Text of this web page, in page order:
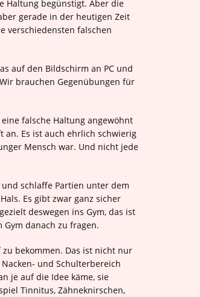
Haltung begünstigt. Aber die
gerade in der heutigen Zeit
verschiedensten falschen
auf den Bildschirm an PC und
brauchen Gegenübungen für
falsche Haltung angewöhnt
Es ist auch ehrlich schwierig
Mensch war. Und nicht jede
schlaffe Partien unter dem
Es gibt zwar ganz sicher
deswegen ins Gym, das ist
danach zu fragen.
bekommen. Das ist nicht nur
und Schulterbereich
je auf die Idee käme, sie
Tinnitus, Zähneknirschen,